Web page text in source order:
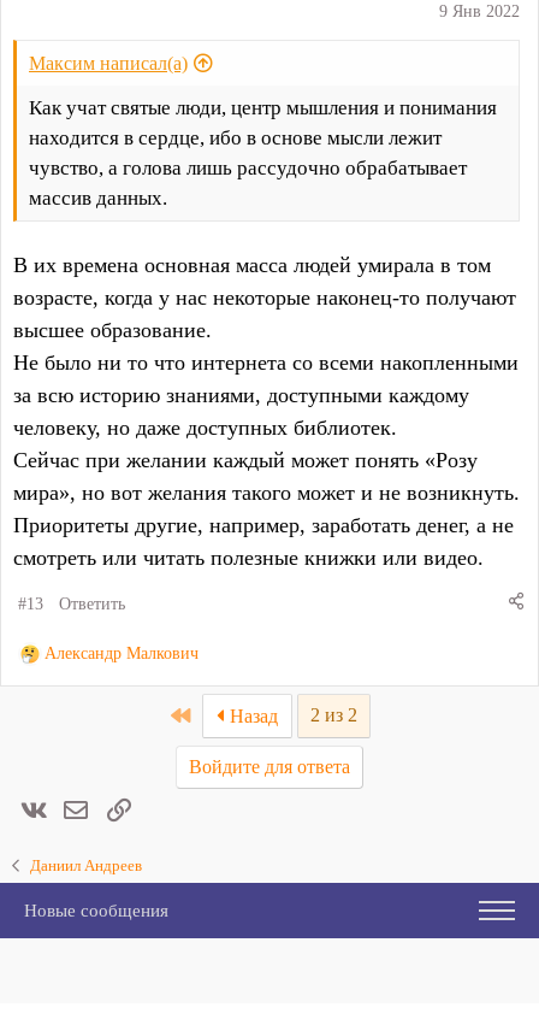
9 Янв 2022
Максим написал(а)
Как учат святые люди, центр мышления и понимания
находится в сердце, ибо в основе мысли лежит
чувство, а голова лишь рассудочно обрабатывает
массив данных.
В их времена основная масса людей умирала в том
возрасте, когда у нас некоторые наконец-то получают
высшее образование.
Не было ни то что интернета со всеми накопленными
за всю историю знаниями, доступными каждому
человеку, но даже доступных библиотек.
Сейчас при желании каждый может понять «Розу
мира», но вот желания такого может и не возникнуть.
Приоритеты другие, например, заработать денег, а не
смотреть или читать полезные книжки или видео.
#13 Ответить
Р
и
Александр Малкович
First Назад 2 из 2
Войдите для ответа
ВконтактеЭлектронная почта
Ссылка
Даниил Андреев
Новые сообщения